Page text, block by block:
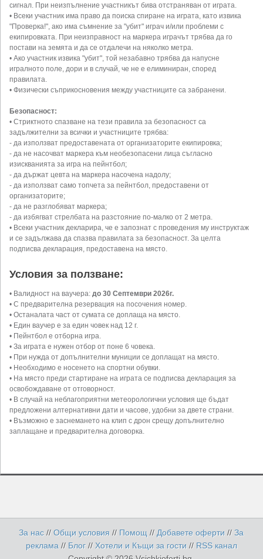
сигнал. При неизпълнение участникът бива отстраняван от играта.
• Всеки участник има право да поиска спиране на играта, като извика
"Проверка!", ако има съмнение за "убит" играч и/или проблеми с
екипировката. При неизправност на маркера играчът трябва да го
постави на земята и да се отдалечи на няколко метра.
• Ако участник извика "убит", той незабавно трябва да напусне
игралното поле, дори и в случай, че не е елиминиран, според
правилата.
• Физически съприкосновения между участниците са забранени.
Безопасност:
• Стриктното спазване на тези правила за безопасност са
задължителни за всички и участниците трябва:
- да използват предоставената от организаторите екипировка;
- да не насочват маркера към необезопасени лица съгласно
изискванията за игра на пейнтбол;
- да държат цевта на маркера насочена надолу;
- да използват само топчета за пейнтбол, предоставени от
организаторите;
- да не разглобяват маркера;
- да избягват стрелбата на разстояние по-малко от 2 метра.
• Всеки участник декларира, че е запознат с проведения му инструктаж
и се задължава да спазва правилата за безопасност. За целта
подписва декларация, предоставена на място.
Условия за ползване:
• Валидност на ваучера: до 30 Септември 2026г.
• С предварителна резервация на посочения номер.
• Останалата част от сумата се доплаща на място.
• Един ваучер е за един човек над 12 г.
• Пейнтбол е отборна игра.
• За играта е нужен отбор от поне 6 човека.
• При нужда от допълнителни муниции се доплащат на място.
• Необходимо е носенето на спортни обувки.
• На място преди стартиране на играта се подписва декларация за
освобождаване от отговорност.
• В случай на неблагоприятни метеорологични условия ще бъдат
предложени алтернативни дати и часове, удобни за двете страни.
• Възможно е заснемането на клип с дрон срещу допълнително
заплащане и предварителна договорка.
За нас //Общи условия // Помощ //Добавете оферти//За
реклама // Блог //Хотели и Къщи за гости // RSS канал